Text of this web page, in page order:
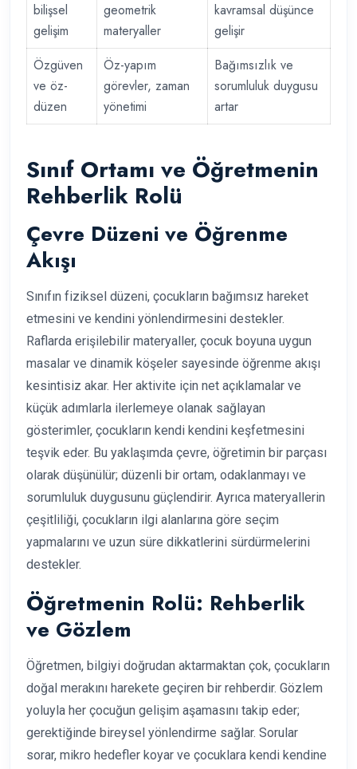
bilişsel
gelişim
geometrik
materyaller
kavramsal düşünce
gelişir
Özgüven
ve öz-
düzen
Öz-yapım
görevler, zaman
yönetimi
Bağımsızlık ve
sorumluluk duygusu
artar
Sınıf Ortamı ve Öğretmenin
Rehberlik Rolü
Çevre Düzeni ve Öğrenme
Akışı
Sınıfın fiziksel düzeni, çocukların bağımsız hareket
etmesini ve kendini yönlendirmesini destekler.
Raflarda erişilebilir materyaller, çocuk boyuna uygun
masalar ve dinamik köşeler sayesinde öğrenme akışı
kesintisiz akar. Her aktivite için net açıklamalar ve
küçük adımlarla ilerlemeye olanak sağlayan
gösterimler, çocukların kendi kendini keşfetmesini
teşvik eder. Bu yaklaşımda çevre, öğretimin bir parçası
olarak düşünülür; düzenli bir ortam, odaklanmayı ve
sorumluluk duygusunu güçlendirir. Ayrıca materyallerin
çeşitliliği, çocukların ilgi alanlarına göre seçim
yapmalarını ve uzun süre dikkatlerini sürdürmelerini
destekler.
Öğretmenin Rolü: Rehberlik
ve Gözlem
Öğretmen, bilgiyi doğrudan aktarmaktan çok, çocukların
doğal merakını harekete geçiren bir rehberdir. Gözlem
yoluyla her çocuğun gelişim aşamasını takip eder;
gerektiğinde bireysel yönlendirme sağlar. Sorular
sorar, mikro hedefler koyar ve çocuklara kendi kendine